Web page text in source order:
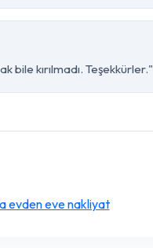
bile kırılmadı. Teşekkürler."
evden eve nakliyat